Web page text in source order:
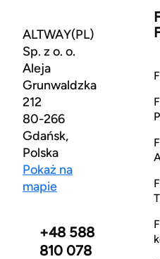
ALTWAY(PL)
Sp. z o. o.
Aleja
Grunwaldzka
212
80-266
Gdańsk,
Polska
Pokaż na
mapie
+48 588
810 078